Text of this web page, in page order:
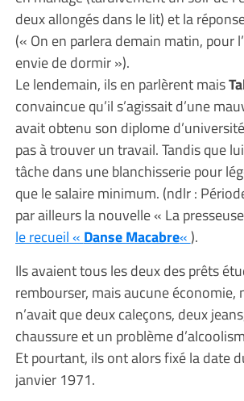
deux allongés dans le lit) et la
(« On en parlera demain matin, pour
envie de dormir »).
Le lendemain, ils en parlèrent mais
convaincue qu’il s’agissait d’une
avait obtenu son diplome
pas à trouver un travail. Tandis que
tâche dans une blanchisserie pour
que le salaire minimum. (ndlr :
par ailleurs la nouvelle « La
le recueil « Danse Macabre« ).
Ils avaient tous les deux des prêts
rembourser, mais aucune économie,
n’avait que deux caleçons, deux
chaussure et un problème
Et pourtant, ils ont alors fixé la date
janvier 1971.